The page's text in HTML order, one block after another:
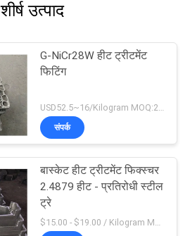
शीर्ष उत्पाद
G-NiCr28W हीट ट्रीटमेंट
फिटिंग
USD52.5~16/Kilogram MOQ:20 किलोग्राम / किलोग्राम
संपर्क
बास्केट हीट ट्रीटमेंट फिक्स्चर
2.4879 हीट - प्रतिरोधी स्टील
ट्रे